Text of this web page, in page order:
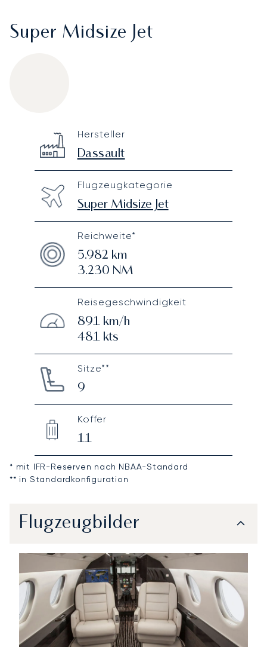
Super Midsize Jet
Technical specifications
Hersteller
Dassault
Flugzeugkategorie
Super Midsize Jet
Reichweite*
5.982 km
3.230 NM
Reisegeschwindigkeit
891km/h
481kts
Sitze**
9
Koffer
11
* mit IFR-Reserven nach NBAA-Standard
** in Standardkonfiguration
Flugzeugbilder